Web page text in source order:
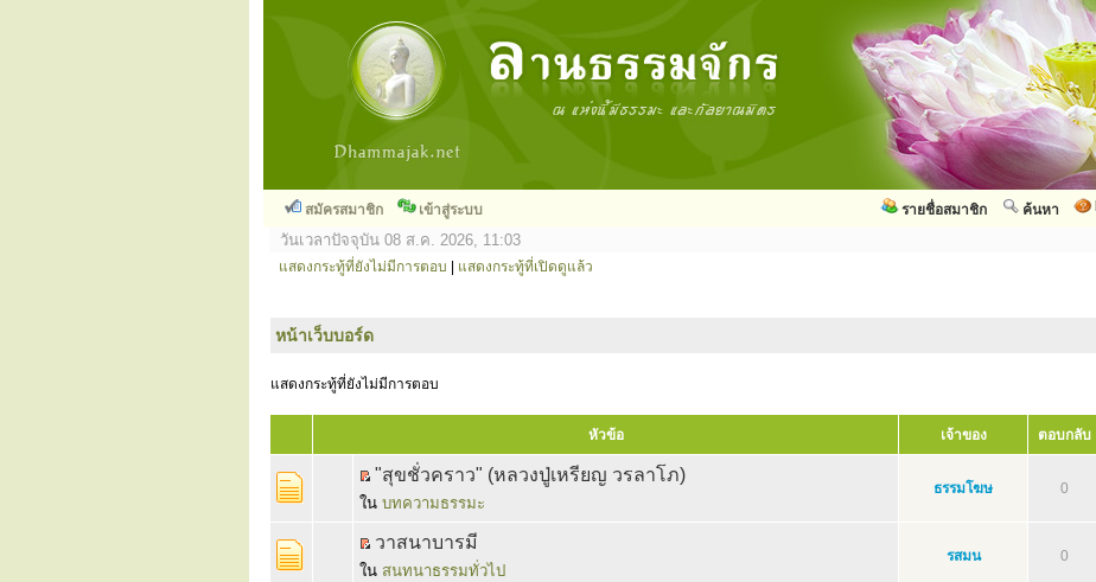
สมัครสมาชิก เข้าสู่ระบบ ค้นหา
รายชื่อสมาชิก
วันเวลาปัจจุบัน 08 ส.ค. 2026, 11:03
แสดงกระทู้ที่ยังไม่มีการตอบ แสดงกระทู้ที่เปิดดูแล้ว
หน้าเว็บบอร์ด
แสดงกระทู้ที่ยังไม่มีการตอบ
หัวข้อ เจ้าของ ตอบกลับ
"สุขชั่วคราว" (หลวงปู่เหรียญ วรลาโภ)
ใน บทความธรรมะ
ธรรมโฆษ 0
วาสนาบารมี
ใน สนทนาธรรมทั่วไป
รสมน 0